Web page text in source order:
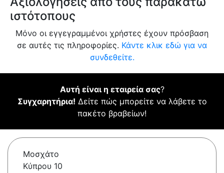
ιστότοπους
Μόνο οι εγγεγραμμένοι χρήστες έχουν πρόσβαση
σε αυτές τις πληροφορίες. Κάντε κλικ εδώ για να
συνδεθείτε.
Αυτή είναι η εταιρεία σας?
Συγχαρητήρια! Δείτε πώς μπορείτε να λάβετε το
πακέτο βραβείων!
Μοσχάτο
Κύπρου 10